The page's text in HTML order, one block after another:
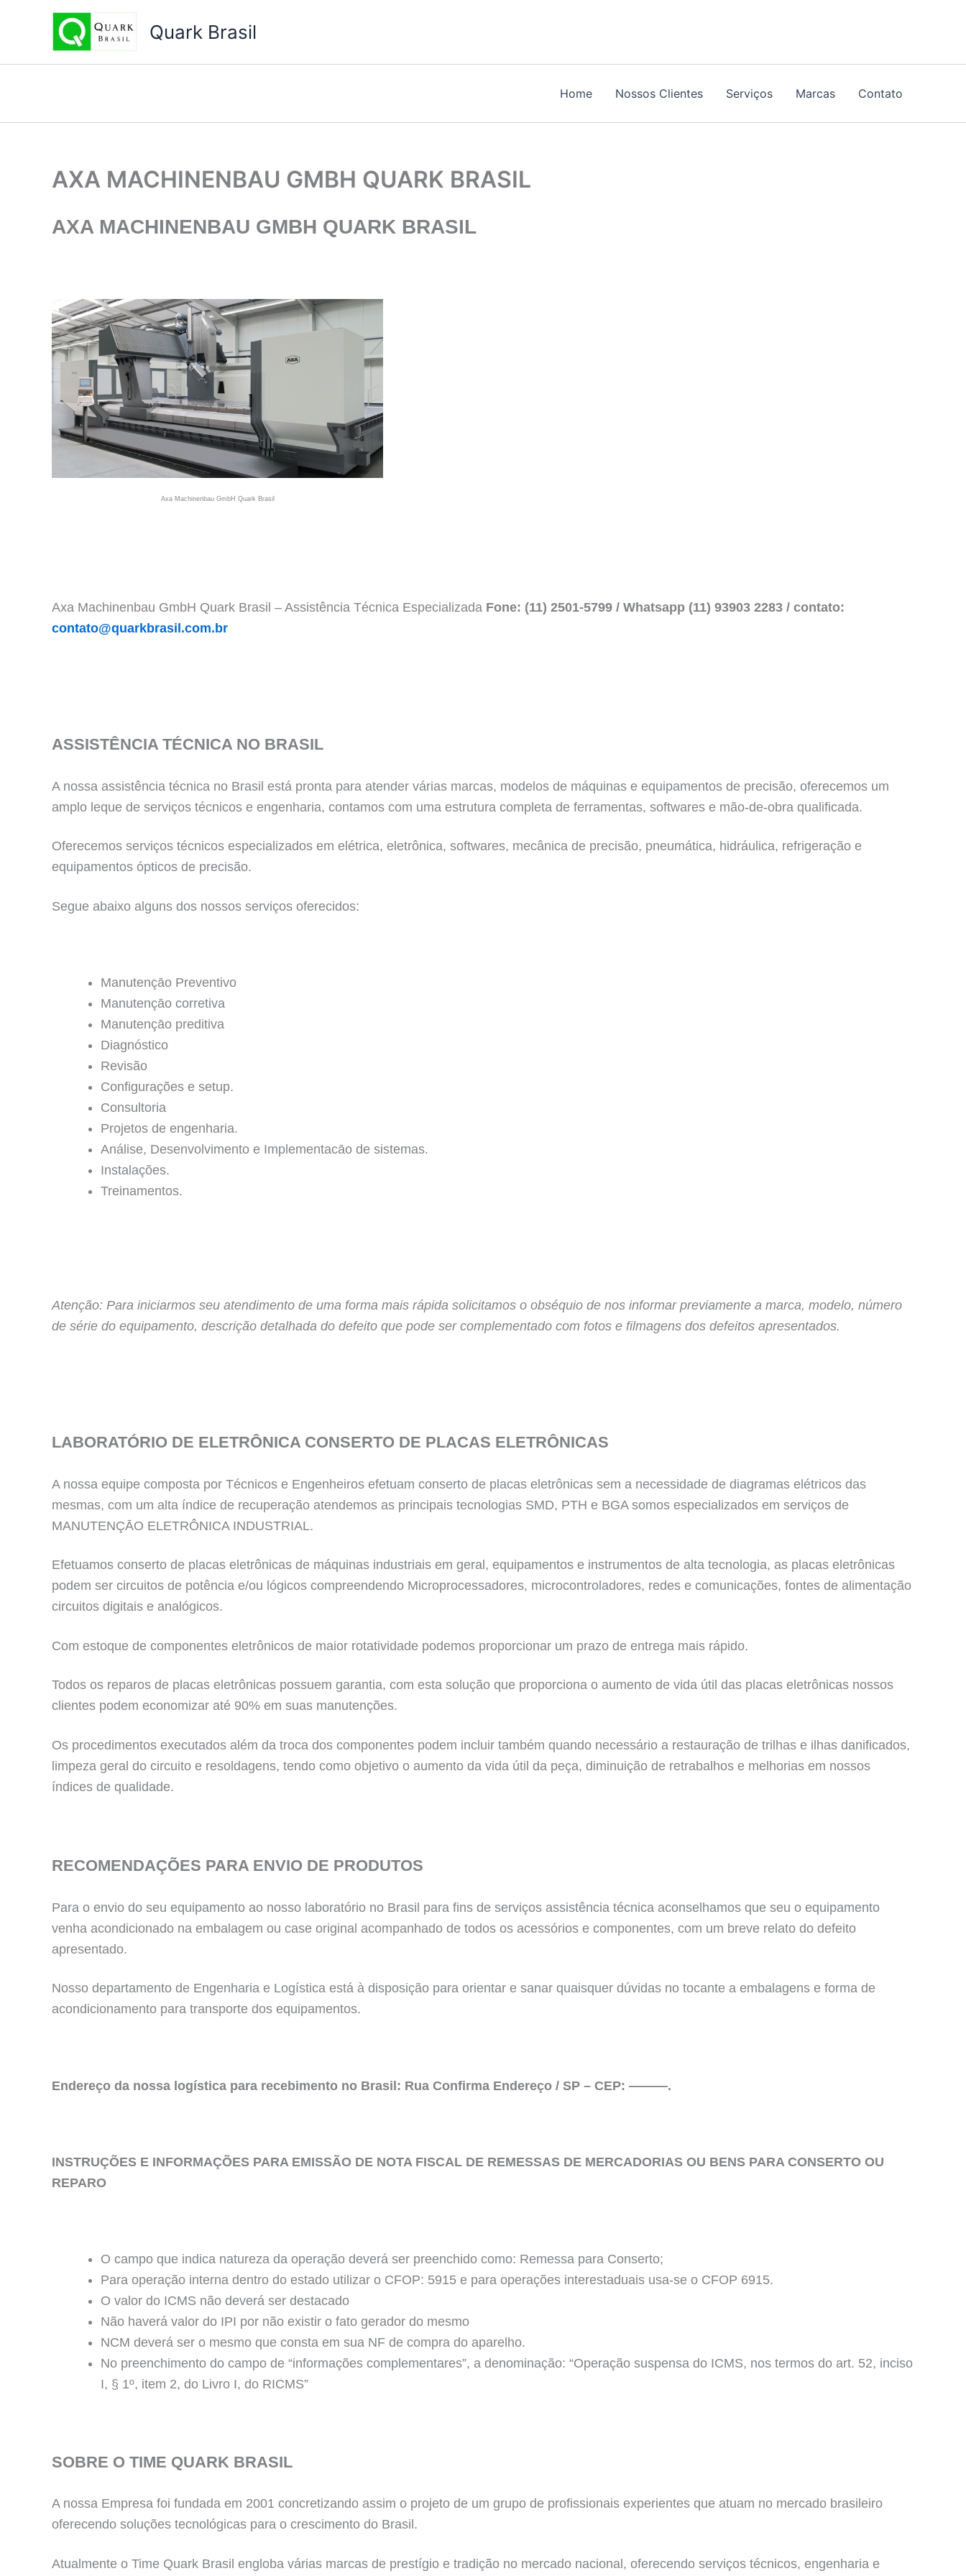
conteúdo
Quark Brasil
Home Nossos Clientes Serviços Marcas Contato
AXA MACHINENBAU GMBH QUARK BRASIL
AXA MACHINENBAU GMBH QUARK BRASIL
Axa Machinenbau GmbH Quark Brasil
Axa Machinenbau GmbH Quark Brasil – Assistência Técnica Especializada Fone: (11) 2501-5799 / Whatsapp (11) 93903 2283 / contato:
contato@quarkbrasil.com.br
ASSISTÊNCIA TÉCNICA NO BRASIL
A nossa assistência técnica no Brasil está pronta para atender várias marcas, modelos de máquinas e equipamentos de precisão, oferecemos um
amplo leque de serviços técnicos e engenharia, contamos com uma estrutura completa de ferramentas, softwares e mão-de-obra qualificada.
Oferecemos serviços técnicos especializados em elétrica, eletrônica, softwares, mecânica de precisão, pneumática, hidráulica, refrigeração e
equipamentos ópticos de precisão.
Segue abaixo alguns dos nossos serviços oferecidos:
Manutençāo Preventivo
Manutençāo corretiva
Manutençāo preditiva
Diagnóstico
Revisão
Configurações e setup.
Consultoria
Projetos de engenharia.
Análise, Desenvolvimento e Implementacāo de sistemas.
Instalações.
Treinamentos.
Atenção: Para iniciarmos seu atendimento de uma forma mais rápida solicitamos o obséquio de nos informar previamente a marca, modelo, número
de série do equipamento, descrição detalhada do defeito que pode ser complementado com fotos e filmagens dos defeitos apresentados.
LABORATÓRIO DE ELETRÔNICA CONSERTO DE PLACAS ELETRÔNICAS
A nossa equipe composta por Técnicos e Engenheiros efetuam conserto de placas eletrônicas sem a necessidade de diagramas elétricos das
mesmas, com um alta índice de recuperação atendemos as principais tecnologias SMD, PTH e BGA somos especializados em serviços de
MANUTENÇĀO ELETRÔNICA INDUSTRIAL.
Efetuamos conserto de placas eletrônicas de máquinas industriais em geral, equipamentos e instrumentos de alta tecnologia, as placas eletrônicas
podem ser circuitos de potência e/ou lógicos compreendendo Microprocessadores, microcontroladores, redes e comunicações, fontes de alimentação
circuitos digitais e analógicos.
Com estoque de componentes eletrônicos de maior rotatividade podemos proporcionar um prazo de entrega mais rápido.
Todos os reparos de placas eletrônicas possuem garantia, com esta solução que proporciona o aumento de vida útil das placas eletrônicas nossos
clientes podem economizar até 90% em suas manutenções.
Os procedimentos executados além da troca dos componentes podem incluir também quando necessário a restauração de trilhas e ilhas danificados,
limpeza geral do circuito e resoldagens, tendo como objetivo o aumento da vida útil da peça, diminuição de retrabalhos e melhorias em nossos
índices de qualidade.
RECOMENDAÇÕES PARA ENVIO DE PRODUTOS
Para o envio do seu equipamento ao nosso laboratório no Brasil para fins de serviços assistência técnica aconselhamos que seu o equipamento
venha acondicionado na embalagem ou case original acompanhado de todos os acessórios e componentes, com um breve relato do defeito
apresentado.
Nosso departamento de Engenharia e Logística está à disposição para orientar e sanar quaisquer dúvidas no tocante a embalagens e forma de
acondicionamento para transporte dos equipamentos.
Endereço da nossa logística para recebimento no Brasil: Rua Confirma Endereço / SP – CEP: ———.
INSTRUÇÕES E INFORMAÇÕES PARA EMISSÃO DE NOTA FISCAL DE REMESSAS DE MERCADORIAS OU BENS PARA CONSERTO OU
REPARO
O campo que indica natureza da operação deverá ser preenchido como: Remessa para Conserto;
Para operação interna dentro do estado utilizar o CFOP: 5915 e para operações interestaduais usa-se o CFOP 6915.
O valor do ICMS não deverá ser destacado
Não haverá valor do IPI por não existir o fato gerador do mesmo
NCM deverá ser o mesmo que consta em sua NF de compra do aparelho.
No preenchimento do campo de “informações complementares”, a denominação: “Operação suspensa do ICMS, nos termos do art. 52, inciso
I, § 1º, item 2, do Livro I, do RICMS”
SOBRE O TIME QUARK BRASIL
A nossa Empresa foi fundada em 2001 concretizando assim o projeto de um grupo de profissionais experientes que atuam no mercado brasileiro
oferecendo soluções tecnológicas para o crescimento do Brasil.
Atualmente o Time Quark Brasil engloba várias marcas de prestígio e tradição no mercado nacional, oferecendo serviços técnicos, engenharia e